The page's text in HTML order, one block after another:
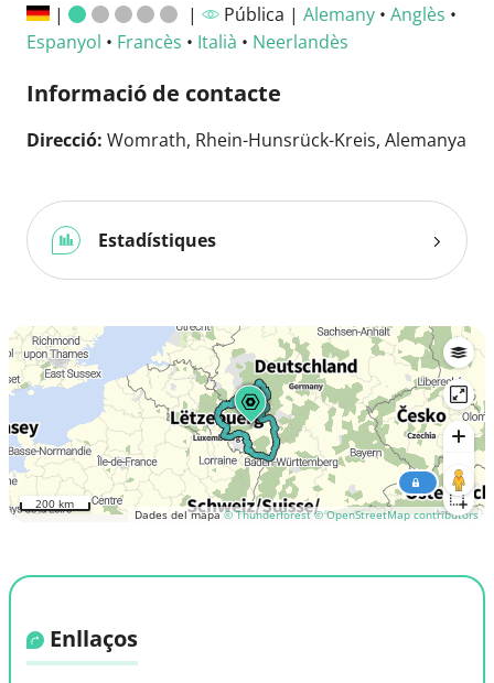
|
| Pública | Alemany• Anglès •
Espanyol • Francès • Italià • Neerlandès
Informació de contacte
Direcció: Womrath, Rhein-Hunsrück-Kreis, Alemanya
Estadístiques
Dades del mapa© Thunderforest © OpenStreetMap contributors
200 km
Enllaços